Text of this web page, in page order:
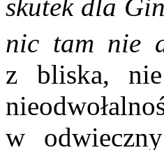
skutek dla
nic tam nie
z bliska,
w